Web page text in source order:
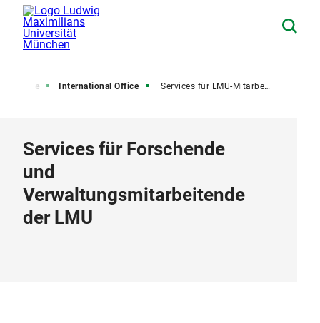
International Office Services für LMU-Mitarbeitende
Services für Forschende
und
Verwaltungsmitarbeitende
der LMU